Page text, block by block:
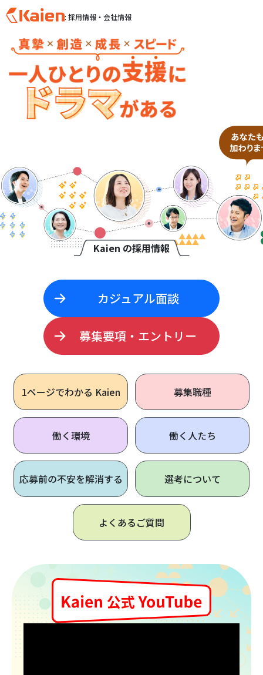
e
n
: 採用情報・会社情報
Kaien の採用情報
カジュアル面談
募集要項・エントリー
1ページでわかる Kaien 募集職種
働く環境 働く人たち
応募前の不安を解消する 選考について
よくあるご質問